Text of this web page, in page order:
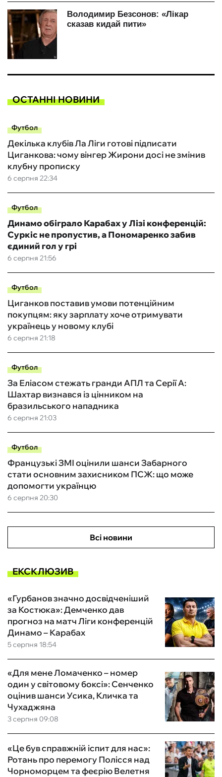
ОСТАННІ НОВИНИ
Футбол
6 серпня 22:34
Декілька клубів Ла Ліги готові підписати
Циганкова: чому вінгер Жирони досі не змінив
клубну прописку
Футбол
6 серпня 21:56
Динамо обіграло Карабах у Лізі конференцій:
Суркіс не пропустив, а Пономаренко забив
єдиний гол у грі
Футбол
6 серпня 21:18
Циганков поставив умови потенційним
покупцям: яку зарплату хоче отримувати
українець у новому клубі
Футбол
6 серпня 21:03
За Еліасом стежать гранди АПЛ та Серії А:
Шахтар визнався із цінником на
бразильського нападника
Футбол
6 серпня 20:30
Французькі ЗМІ оцінили шанси Забарного
стати основним захисником ПСЖ: що може
допомогти українцю
Всі новини
ЕКСКЛЮЗИВ
5 серпня 18:54
«Гурбанов значно досвідченіший
за Костюка»: Демченко дав
прогноз на матч Ліги конференцій
Динамо – Карабах
3 серпня 09:08
«Для мене Ломаченко – номер
один у світовому боксі»: Сенченко
оцінив шанси Усика, Кличка та
Чухаджяна
«Це був справжній іспит для нас»:
Ротань про перемогу Полісся над
Чорноморцем та феєрію Велетня